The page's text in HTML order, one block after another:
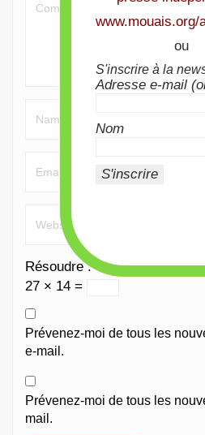
Résoudre :*
27 × 14 =
Prévenez-moi de tous les
e-mail.
Prévenez-moi de tous les
mail.
www.mouais.org/
ou
S'inscrire à la
Adresse e-mail
Nom